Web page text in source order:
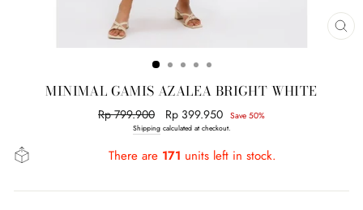
MINIMAL GAMIS AZALEA BRIGHT WHITE
Regular
price
Rp 799.900
Sale
price
Rp 399.950 Save 50%
Shippingcalculated at checkout.
There are 171 units left in stock.